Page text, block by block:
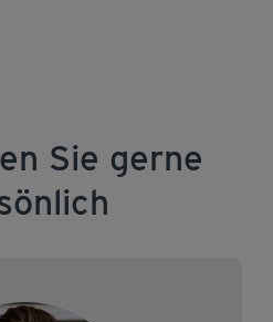
Sie gerne